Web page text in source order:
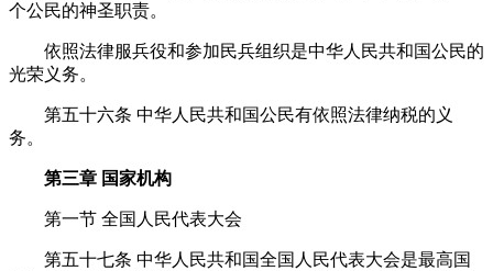
个公民的神圣职责。
依照法律服兵役和参加民兵组织是中华人民共和国公民的
光荣义务。
第五十六条 中华人民共和国公民有依照法律纳税的义
务。
第三章 国家机构
第一节 全国人民代表大会
第五十七条 中华人民共和国全国人民代表大会是最高国